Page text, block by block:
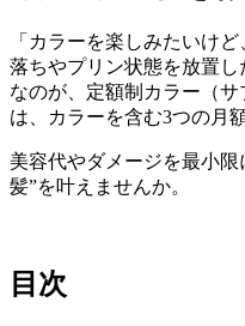
「カラーを楽しみたいけ
落ちやプリン状態を放置
なのが、定額制カラー（
は、カラーを含む3つの月
美容代やダメージを最小
髪”を叶えませんか。
目次